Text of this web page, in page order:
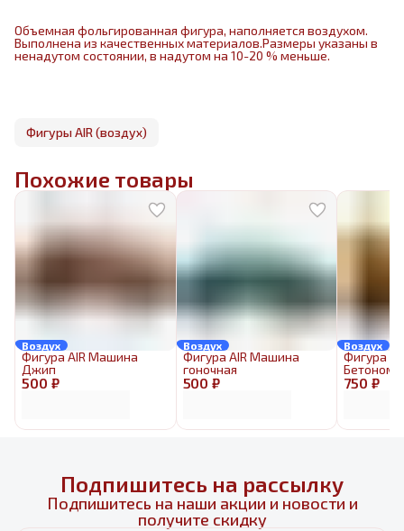
Объемная фольгированная фигура, наполняется воздухом.
Выполнена из качественных материалов.Размеры указаны в
ненадутом состоянии, в надутом на 10-20 % меньше.
Фигуры AIR (воздух)
Похожие товары
Воздух
500 ₽
Фигура AIR Машина
Джип
Воздух
500 ₽
Фигура AIR Машина
гоночная
Воздух
750 ₽
Фигура
Подпишитесь на рассылку
Подпишитесь на наши акции и новости и
получите скидку